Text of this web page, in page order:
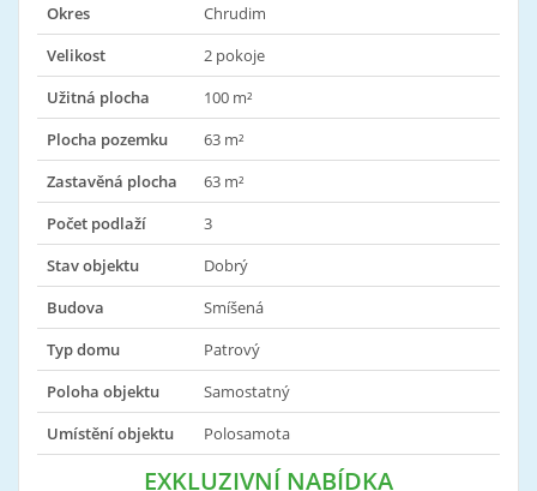
Okres
Chrudim
Velikost
2 pokoje
Užitná plocha
100 m²
Plocha pozemku
63 m²
Zastavěná plocha
63 m²
Počet podlaží
3
Stav objektu
Dobrý
Budova
Smíšená
Typ domu
Patrový
Poloha objektu
Samostatný
Umístění objektu
Polosamota
EXKLUZIVNÍ NABÍDKA